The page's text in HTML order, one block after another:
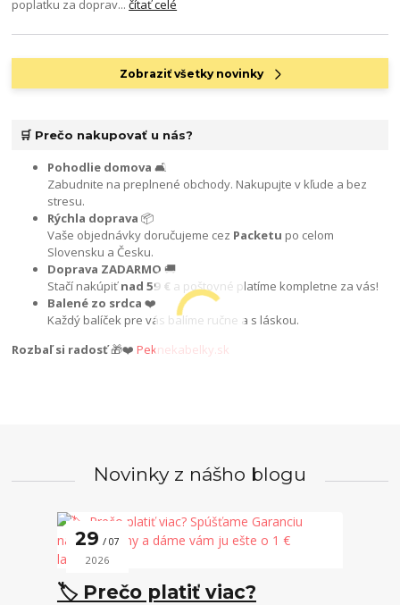
poplatku za doprav...čítať celé
Zobraziť všetky novinky
🛒 Prečo nakupovať u nás?
Pohodlie domova 🛋️
Zabudnite na preplnené obchody. Nakupujte v kľude a bez
stresu.
Rýchla doprava 📦
Vaše objednávky doručujeme cez Packetu po celom
Slovensku a Česku.
Doprava ZADARMO 🚚
Stačí nakúpiťnad 59 € a poštovné platíme kompletne za vás!
Balené zo srdca ❤️
Každý balíček pre vás balíme ručne a s láskou.
Rozbaľ si radosť🎁❤️ Peknekabelky.sk
Novinky z nášho blogu
29 07
2026
🏷️ Prečo platiť viac?